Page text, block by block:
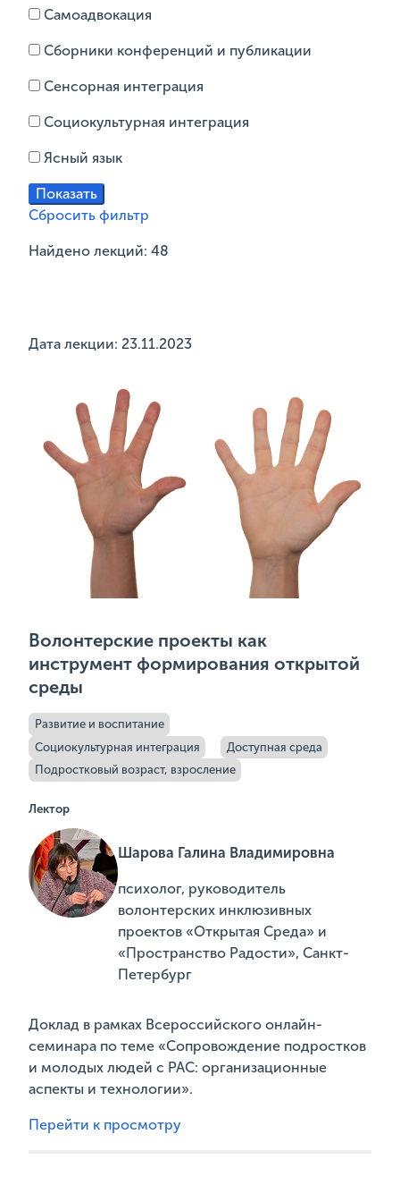
Самоадвокация
Сборники конференций и публикации
Сенсорная интеграция
Социокультурная интеграция
Ясный язык
Сбросить фильтр
Найдено лекций: 48
Дата лекции: 23.11.2023
Волонтерские проекты как
инструмент формирования открытой
среды
Развитие и воспитание
Социокультурная интеграция
Доступная среда
Подростковый возраст, взросление
Лектор
Шарова Галина Владимировна
психолог, руководитель
волонтерских инклюзивных
проектов «Открытая Среда» и
«Пространство Радости», Санкт-
Петербург
Доклад в рамках Всероссийского онлайн-
семинара по теме «Сопровождение подростков
и молодых людей с РАС: организационные
аспекты и технологии».
Перейти к просмотру